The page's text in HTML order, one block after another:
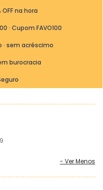
OFF na hora
· Cupom FAVO100
sem acréscimo
burocracia